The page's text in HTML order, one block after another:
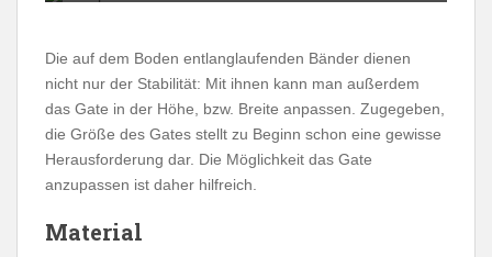
Die auf dem Boden entlanglaufenden Bänder dienen
nicht nur der Stabilität: Mit ihnen kann man außerdem
das Gate in der Höhe, bzw. Breite anpassen. Zugegeben,
die Größe des Gates stellt zu Beginn schon eine gewisse
Herausforderung dar. Die Möglichkeit das Gate
anzupassen ist daher hilfreich.
Material